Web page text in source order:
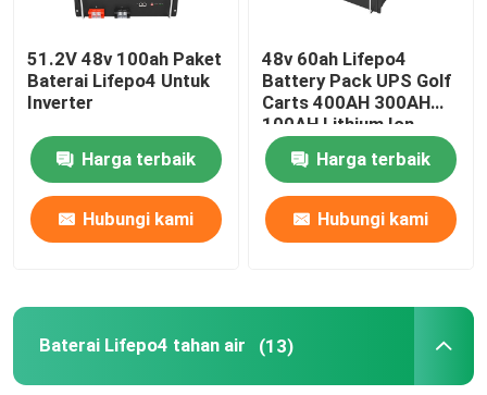
51.2V 48v 100ah Paket
Baterai Lifepo4 Untuk
Inverter
Harga terbaik
Hubungi kami
48v 60ah Lifepo4
Battery Pack UPS Golf
Carts 400AH 300AH
100AH ​​Lithium Ion
Harga terbaik
Hubungi kami
Baterai Lifepo4 tahan air (13)